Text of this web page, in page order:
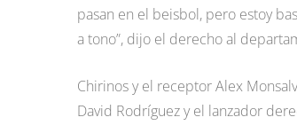
pasan en el beisbol, pero estoy
a tono”, dijo el derecho al
Chirinos y el receptor Alex
David Rodríguez y el lanzador